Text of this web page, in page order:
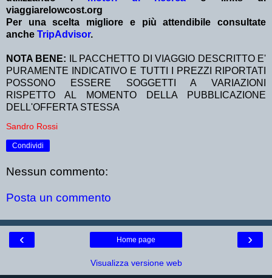
viaggiarelowcost.org
Per una scelta migliore e più attendibile consultate
anche TripAdvisor.
NOTA BENE:
IL PACCHETTO DI VIAGGIO DESCRITTO E'
PURAMENTE INDICATIVO E TUTTI I PREZZI RIPORTATI
POSSONO ESSERE SOGGETTI A VARIAZIONI
RISPETTO AL MOMENTO DELLA PUBBLICAZIONE
DELL'OFFERTA STESSA
Sandro Rossi
Condividi
Nessun commento:
Posta un commento
‹ ›
Home page
Visualizza versione web